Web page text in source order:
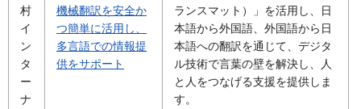
村
イ
ン
タ
ー
ナ
機械翻訳を安全か
つ簡単に活用し、
多言語での情報提
供をサポート
ランスマット）」を活用し、日
本語から外国語、外国語から日
本語への翻訳を通じて、デジタ
ル技術で言葉の壁を解決し、人
と人をつなげる支援を提供しま
す。